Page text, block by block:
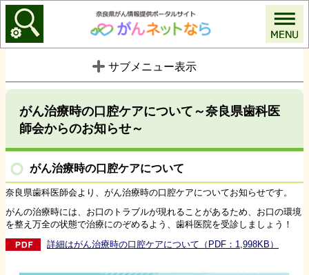
がんネットなら
サブメニュー表示
がん治療時の口腔ケアについて～奈良県歯科医
師会からのお知らせ～
がん治療時の口腔ケアについて
奈良県歯科医師会より、がん治療時の口腔ケアについてお知らせです。
がんの治療時には、お口のトラブルが現れることがあるため、お口の環境
を整え万全の状態で治療にのぞめるよう、歯科医院を受診しましょう！
詳細はがん治療時の口腔ケアについて（PDF：1,998KB）